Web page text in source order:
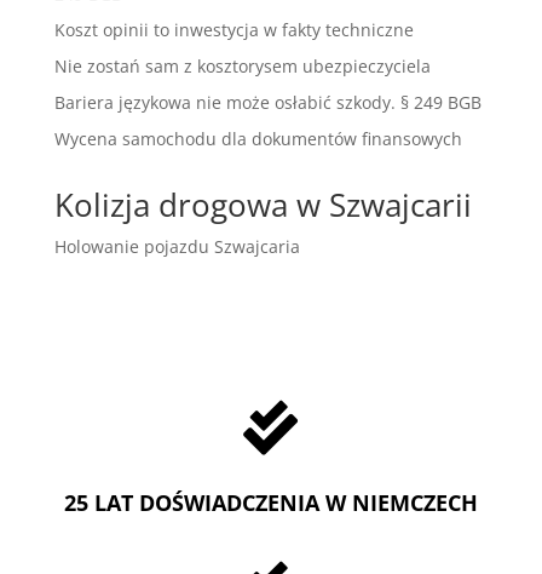
Koszt opinii to inwestycja w fakty techniczne
Nie zostań sam z kosztorysem ubezpieczyciela
Bariera językowa nie może osłabić szkody. § 249 BGB
Wycena samochodu dla dokumentów finansowych
Kolizja drogowa w Szwajcarii
Holowanie pojazdu Szwajcaria

25 LAT DOŚWIADCZENIA W NIEMCZECH